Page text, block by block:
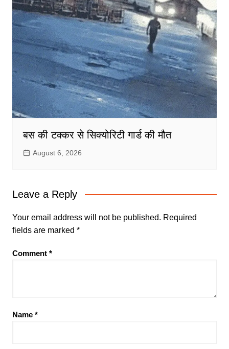
बस की टक्कर से सिक्योरिटी गार्ड की मौत
August 6, 2026
Leave a Reply
Your email address will not be published. Required
fields are marked *
Comment *
Name *